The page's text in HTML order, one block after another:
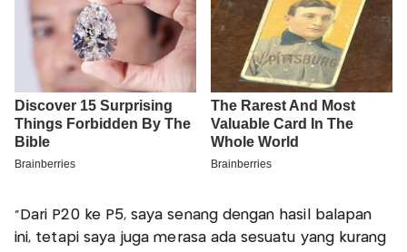
"Dari P20 ke P5, saya senang dengan hasil balapan
ini, tetapi saya juga merasa ada sesuatu yang kurang